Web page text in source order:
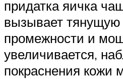
придатка яичка
вызывает тянущую
промежности и
увеличивается,
покраснения кожи